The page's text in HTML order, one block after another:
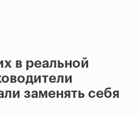
в реальной
заменять себя